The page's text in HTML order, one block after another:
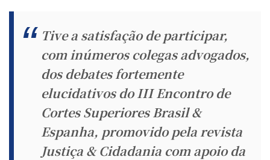
Tive a satisfação de participar,
com inúmeros colegas advogados,
dos debates fortemente
elucidativos do III Encontro de
Cortes Superiores Brasil &
Espanha, promovido pela revista
Justiça & Cidadania com apoio da